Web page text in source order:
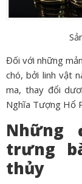
Đối với những
chó, bởi linh vật
ma, thay đổi
Nghĩa Tượng Hổ
trưng
thủy